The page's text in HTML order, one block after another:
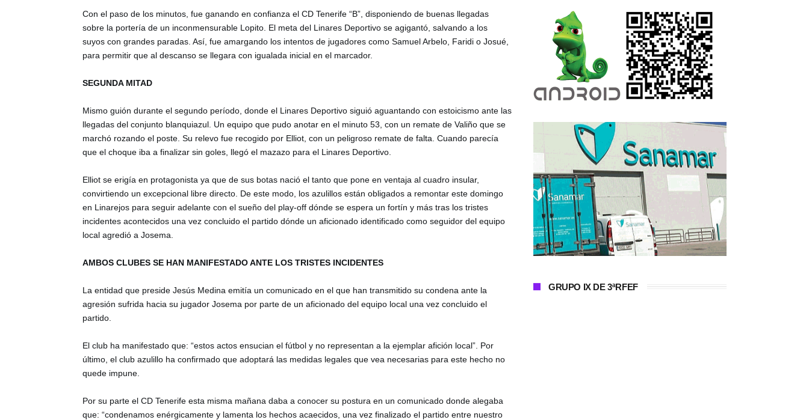
Con el paso de los minutos, fue ganando en confianza el CD Tenerife “B”, disponiendo de buenas llegadas
sobre la portería de un inconmensurable Lopito. El meta del Linares Deportivo se agigantó, salvando a los
suyos con grandes paradas. Así, fue amargando los intentos de jugadores como Samuel Arbelo, Faridi o Josué,
para permitir que al descanso se llegara con igualada inicial en el marcador.
SEGUNDA MITAD
Mismo guión durante el segundo período, donde el Linares Deportivo siguió aguantando con estoicismo ante las
llegadas del conjunto blanquiazul. Un equipo que pudo anotar en el minuto 53, con un remate de Valiño que se
marchó rozando el poste. Su relevo fue recogido por Elliot, con un peligroso remate de falta. Cuando parecía
que el choque iba a finalizar sin goles, llegó el mazazo para el Linares Deportivo.
Elliot se erigía en protagonista ya que de sus botas nació el tanto que pone en ventaja al cuadro insular,
convirtiendo un excepcional libre directo. De este modo, los azulillos están obligados a remontar este domingo
en Linarejos para seguir adelante con el sueño del play-off dónde se espera un fortín y más tras los tristes
incidentes acontecidos una vez concluido el partido dónde un aficionado identificado como seguidor del equipo
local agredió a Josema.
AMBOS CLUBES SE HAN MANIFESTADO ANTE LOS TRISTES INCIDENTES
La entidad que preside Jesús Medina emitía un comunicado en el que han transmitido su condena ante la
agresión sufrida hacia su jugador Josema por parte de un aficionado del equipo local una vez concluido el
partido.
El club ha manifestado que: “estos actos ensucian el fútbol y no representan a la ejemplar afición local”. Por
último, el club azulillo ha confirmado que adoptará las medidas legales que vea necesarias para este hecho no
quede impune.
Por su parte el CD Tenerife esta misma mañana daba a conocer su postura en un comunicado donde alegaba
que: “condenamos enérgicamente y lamenta los hechos acaecidos, una vez finalizado el partido entre nuestro
GRUPO IX DE 3ªRFEF